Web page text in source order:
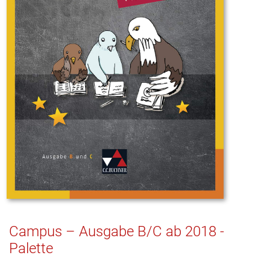
Campus – Ausgabe B/C ab 2018 -
Palette